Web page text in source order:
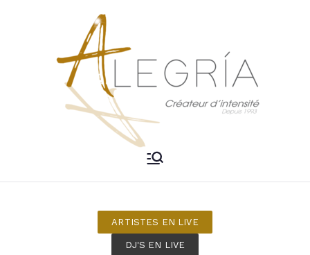
ALEGRIA –
DJ Mariage
Bordeaux
Créateur d'intensité
ARTISTES EN LIVE
DJ'S EN LIVE